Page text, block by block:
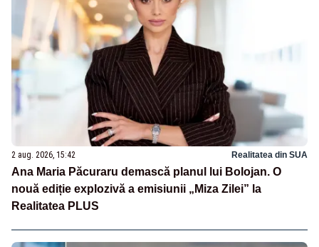
2 aug. 2026, 15:42 Realitatea din SUA
Ana Maria Păcuraru demască planul lui Bolojan. O
nouă ediție explozivă a emisiunii „Miza Zilei” la
Realitatea PLUS